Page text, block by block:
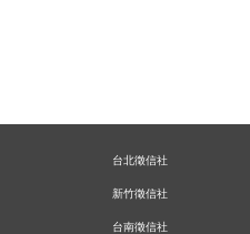
台北徵信社
新竹徵信社
台南徵信社